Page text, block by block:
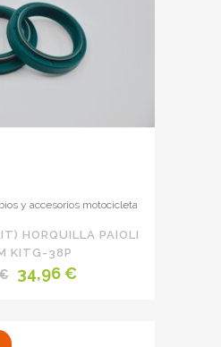
y accesorios motocicleta
HORQUILLA PAIOLI
KITG-38P
El
34,96€El